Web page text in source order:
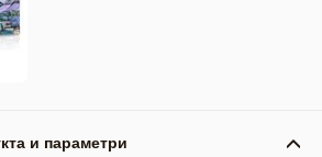
и параметри